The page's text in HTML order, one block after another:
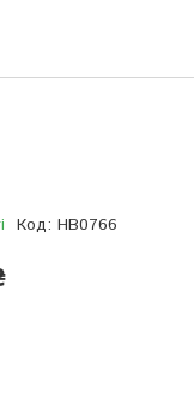
Код: HB0766